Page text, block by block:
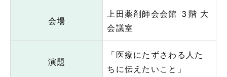
会場
上田薬剤師会会館 ３階 大
会議室
演題
「医療にたずさわる人た
ちに伝えたいこと」